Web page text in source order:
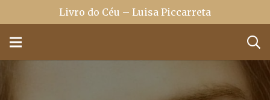
Livro do Céu – Luisa Piccarreta